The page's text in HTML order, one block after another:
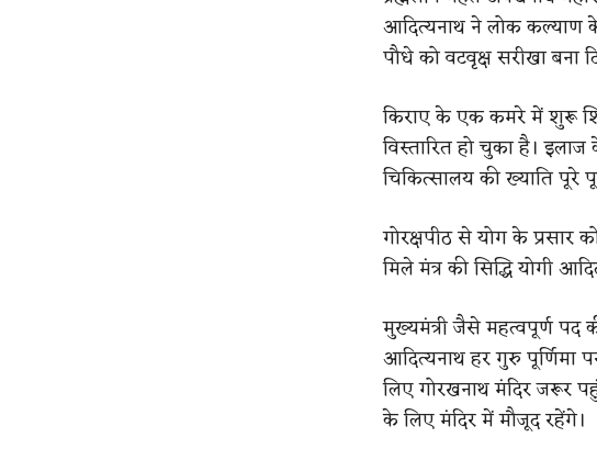
आदित्यनाथ ने लोक कल्याण
पौधे को वटवृक्ष सरीखा बना
किराए के एक कमरे में शुरू
विस्तारित हो चुका है।
चिकित्सालय की ख्याति पूरे
गोरक्षपीठ से योग के प्रसार
मिले मंत्र की सिद्धि योगी
मुख्यमंत्री जैसे महत्वपूर्ण पद
आदित्यनाथ हर गुरु
लिए गोरखनाथ मंदिर जरूर
के लिए मंदिर में मौजूद रहेंगे।